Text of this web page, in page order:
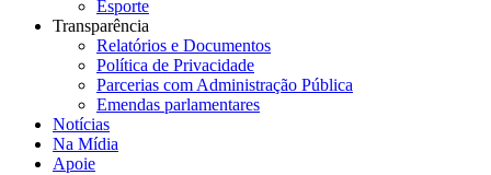
Esporte
Transparência
Relatórios e Documentos
Política de Privacidade
Parcerias com Administração Pública
Emendas parlamentares
Notícias
Na Mídia
Apoie